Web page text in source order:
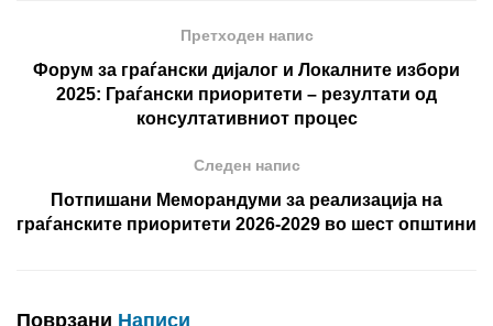
Претходен напис
Форум за граѓански дијалог и Локалните избори
2025: Граѓански приоритети – резултати од
консултативниот процес
Следен напис
Потпишани Меморандуми за реализација на
граѓанските приоритети 2026-2029 во шест општини
Поврзани Написи